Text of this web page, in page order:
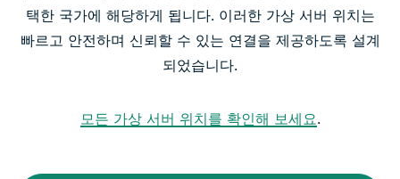
택한 국가에 해당하게 됩니다. 이러한 가상 서버 위치는
빠르고 안전하며 신뢰할 수 있는 연결을 제공하도록 설계
되었습니다.
모든 가상 서버 위치를 확인해 보세요.